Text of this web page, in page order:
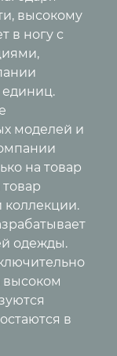
высокому
в ногу с
единиц.
моделей и
на товар
одежды.
высоком
в